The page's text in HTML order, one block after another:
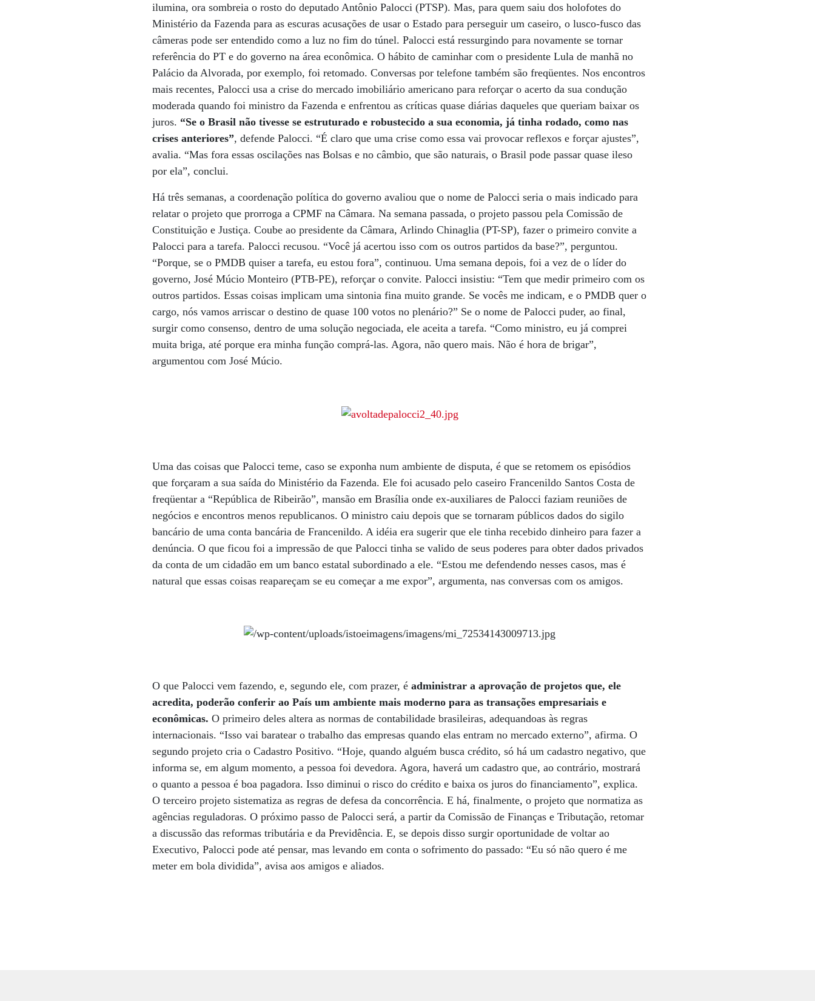
ilumina, ora sombreia o rosto do deputado Antônio Palocci (PTSP). Mas, para quem saiu dos holofotes do
Ministério da Fazenda para as escuras acusações de usar o Estado para perseguir um caseiro, o lusco-fusco das
câmeras pode ser entendido como a luz no fim do túnel. Palocci está ressurgindo para novamente se tornar
referência do PT e do governo na área econômica. O hábito de caminhar com o presidente Lula de manhã no
Palácio da Alvorada, por exemplo, foi retomado. Conversas por telefone também são freqüentes. Nos encontros
mais recentes, Palocci usa a crise do mercado imobiliário americano para reforçar o acerto da sua condução
moderada quando foi ministro da Fazenda e enfrentou as críticas quase diárias daqueles que queriam baixar os
juros. “Se o Brasil não tivesse se estruturado e robustecido a sua economia, já tinha rodado, como nas
crises anteriores”, defende Palocci. “É claro que uma crise como essa vai provocar reflexos e forçar ajustes”,
avalia. “Mas fora essas oscilações nas Bolsas e no câmbio, que são naturais, o Brasil pode passar quase ileso
por ela”, conclui.
Há três semanas, a coordenação política do governo avaliou que o nome de Palocci seria o mais indicado para
relatar o projeto que prorroga a CPMF na Câmara. Na semana passada, o projeto passou pela Comissão de
Constituição e Justiça. Coube ao presidente da Câmara, Arlindo Chinaglia (PT-SP), fazer o primeiro convite a
Palocci para a tarefa. Palocci recusou. “Você já acertou isso com os outros partidos da base?”, perguntou.
“Porque, se o PMDB quiser a tarefa, eu estou fora”, continuou. Uma semana depois, foi a vez de o líder do
governo, José Múcio Monteiro (PTB-PE), reforçar o convite. Palocci insistiu: “Tem que medir primeiro com os
outros partidos. Essas coisas implicam uma sintonia fina muito grande. Se vocês me indicam, e o PMDB quer o
cargo, nós vamos arriscar o destino de quase 100 votos no plenário?” Se o nome de Palocci puder, ao final,
surgir como consenso, dentro de uma solução negociada, ele aceita a tarefa. “Como ministro, eu já comprei
muita briga, até porque era minha função comprá-las. Agora, não quero mais. Não é hora de brigar”,
argumentou com José Múcio.
Uma das coisas que Palocci teme, caso se exponha num ambiente de disputa, é que se retomem os episódios
que forçaram a sua saída do Ministério da Fazenda. Ele foi acusado pelo caseiro Francenildo Santos Costa de
freqüentar a “República de Ribeirão”, mansão em Brasília onde ex-auxiliares de Palocci faziam reuniões de
negócios e encontros menos republicanos. O ministro caiu depois que se tornaram públicos dados do sigilo
bancário de uma conta bancária de Francenildo. A idéia era sugerir que ele tinha recebido dinheiro para fazer a
denúncia. O que ficou foi a impressão de que Palocci tinha se valido de seus poderes para obter dados privados
da conta de um cidadão em um banco estatal subordinado a ele. “Estou me defendendo nesses casos, mas é
natural que essas coisas reapareçam se eu começar a me expor”, argumenta, nas conversas com os amigos.
O que Palocci vem fazendo, e, segundo ele, com prazer, éadministrar a aprovação de projetos que, ele
acredita, poderão conferir ao País um ambiente mais moderno para as transações empresariais e
econômicas. O primeiro deles altera as normas de contabilidade brasileiras, adequandoas às regras
internacionais. “Isso vai baratear o trabalho das empresas quando elas entram no mercado externo”, afirma. O
segundo projeto cria o Cadastro Positivo. “Hoje, quando alguém busca crédito, só há um cadastro negativo, que
informa se, em algum momento, a pessoa foi devedora. Agora, haverá um cadastro que, ao contrário, mostrará
o quanto a pessoa é boa pagadora. Isso diminui o risco do crédito e baixa os juros do financiamento”, explica.
O terceiro projeto sistematiza as regras de defesa da concorrência. E há, finalmente, o projeto que normatiza as
agências reguladoras. O próximo passo de Palocci será, a partir da Comissão de Finanças e Tributação, retomar
a discussão das reformas tributária e da Previdência. E, se depois disso surgir oportunidade de voltar ao
Executivo, Palocci pode até pensar, mas levando em conta o sofrimento do passado: “Eu só não quero é me
meter em bola dividida”, avisa aos amigos e aliados.